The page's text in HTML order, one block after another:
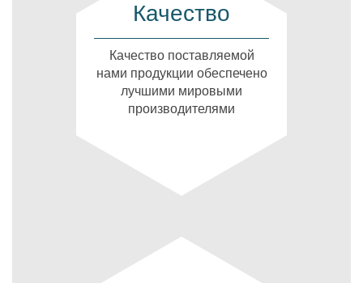
Качество
Качество поставляемой
нами продукции обеспечено
лучшими мировыми
производителями